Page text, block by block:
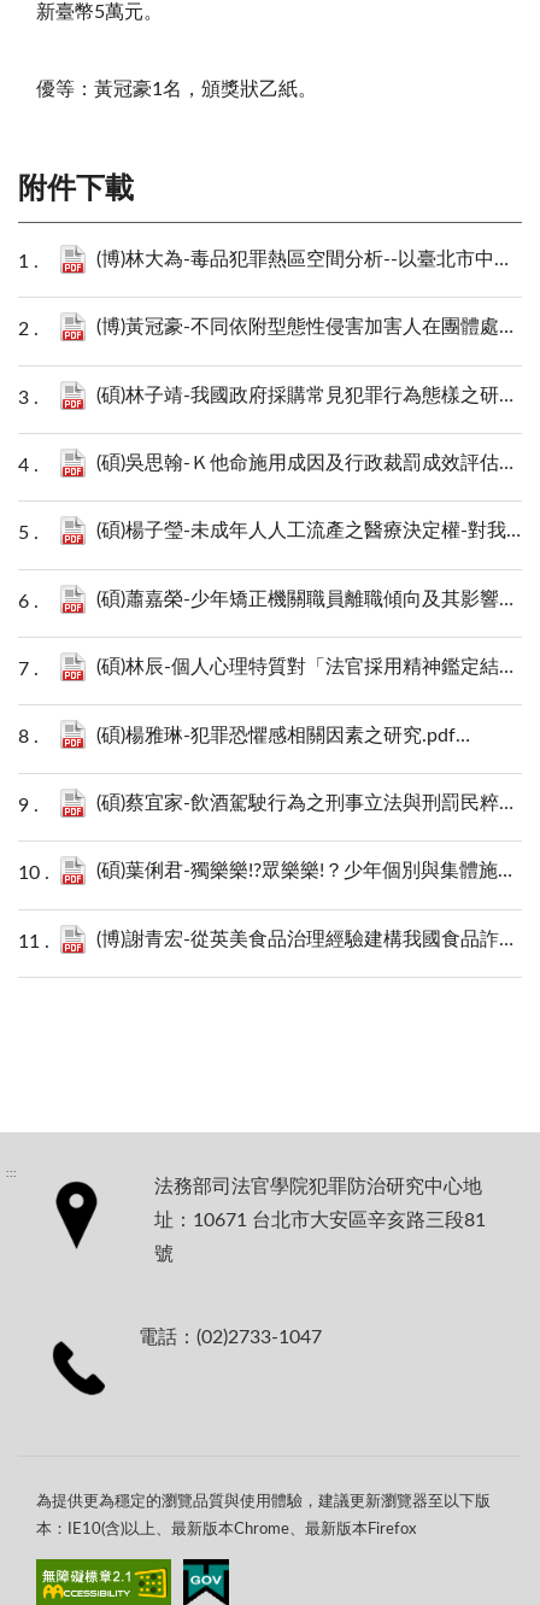
新臺幣5萬元。
優等：黃冠豪1名，頒獎狀乙紙。
附件下載
(博)林大為-毒品犯罪熱區空間分析--以臺北市中山區為例.pdf
(博)黃冠豪-不同依附型態性侵害加害人在團體處遇前後的改變研究.pdf
(碩)林子靖-我國政府採購常見犯罪行為態樣之研究：以美國為比較對象.pdf
(碩)吳思翰-Ｋ他命施用成因及行政裁罰成效評估之研究.pdf
(碩)楊子瑩-未成年人人工流產之醫療決定權-對我國優生保健法之反省.pdf
(碩)蕭嘉榮-少年矯正機關職員離職傾向及其影響因素之研究.pdf
(碩)林辰-個人心理特質對「法官採用精神鑑定結果宣判」之影響實證研究.pdf
(碩)楊雅琳-犯罪恐懼感相關因素之研究.pdf 1721 KB
(碩)蔡宜家-飲酒駕駛行為之刑事立法與刑罰民粹主義：比較台灣與日本的刑事法律制度.pdf
(碩)葉俐君-獨樂樂!?眾樂樂!？少年個別與集體施用K他命的意義.pdf
(博)謝青宏-從英美食品治理經驗建構我國食品詐騙之防制策略.pdf
:::
法務部司法官學院犯罪防治研究中心地
址：10671 台北市大安區辛亥路三段81
號
電話：(02)2733-1047
為提供更為穩定的瀏覽品質與使用體驗，建議更新瀏覽器至以下版
本：IE10(含)以上、最新版本Chrome、最新版本Firefox